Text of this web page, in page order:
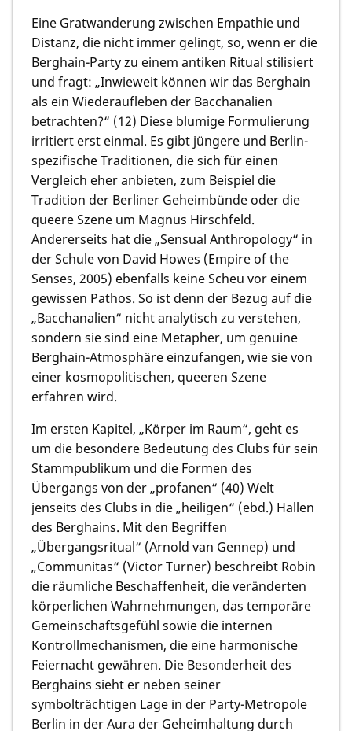
Eine Gratwanderung zwischen Empathie und
Distanz, die nicht immer gelingt, so, wenn er die
Berghain-Party zu einem antiken Ritual stilisiert
und fragt: „Inwieweit können wir das Berghain
als ein Wiederaufleben der Bacchanalien
betrachten?“ (12) Diese blumige Formulierung
irritiert erst einmal. Es gibt jüngere und Berlin-
spezifische Traditionen, die sich für einen
Vergleich eher anbieten, zum Beispiel die
Tradition der Berliner Geheimbünde oder die
queere Szene um Magnus Hirschfeld.
Andererseits hat die „Sensual Anthropology“ in
der Schule von David Howes (Empire of the
Senses, 2005) ebenfalls keine Scheu vor einem
gewissen Pathos. So ist denn der Bezug auf die
„Bacchanalien“ nicht analytisch zu verstehen,
sondern sie sind eine Metapher, um genuine
Berghain-Atmosphäre einzufangen, wie sie von
einer kosmopolitischen, queeren Szene
erfahren wird.
Im ersten Kapitel, „Körper im Raum“, geht es
um die besondere Bedeutung des Clubs für sein
Stammpublikum und die Formen des
Übergangs von der „profanen“ (40) Welt
jenseits des Clubs in die „heiligen“ (ebd.) Hallen
des Berghains. Mit den Begriffen
„Übergangsritual“ (Arnold van Gennep) und
„Communitas“ (Victor Turner) beschreibt Robin
die räumliche Beschaffenheit, die veränderten
körperlichen Wahrnehmungen, das temporäre
Gemeinschaftsgefühl sowie die internen
Kontrollmechanismen, die eine harmonische
Feiernacht gewähren. Die Besonderheit des
Berghains sieht er neben seiner
symbolträchtigen Lage in der Party-Metropole
Berlin in der Aura der Geheimhaltung durch